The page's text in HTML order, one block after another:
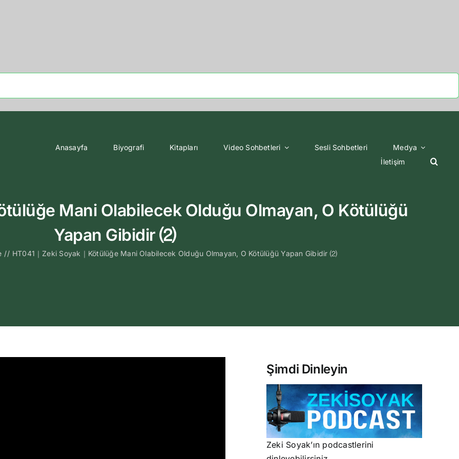
Anasayfa Biyografi Kitapları Video Sohbetleri Sesli Sohbetleri
Medya
İletişim
Mani Olabilecek Olduğu Olmayan, O Kötülüğü
Yapan Gibidir ⑵
// HT041｜Zeki Soyak｜Kötülüğe Mani Olabilecek Olduğu Olmayan, O Kötülüğü Yapan Gibidir ⑵
Şimdi Dinleyin
Zeki Soyak’ın podcastlerini